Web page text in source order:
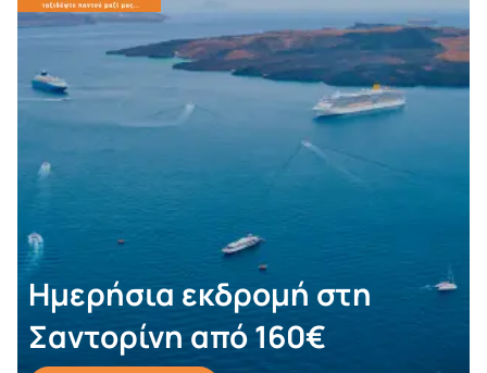
Ημερήσια εκδρομή στη
Σαντορίνη από 160€